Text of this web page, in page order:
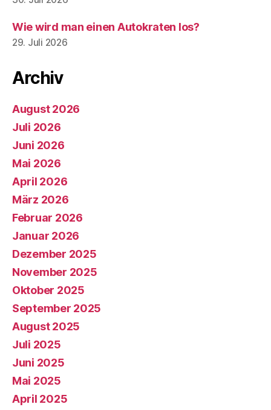
Wie wird man einen Autokraten los?
29. Juli 2026
Archiv
August 2026
Juli 2026
Juni 2026
Mai 2026
April 2026
März 2026
Februar 2026
Januar 2026
Dezember 2025
November 2025
Oktober 2025
September 2025
August 2025
Juli 2025
Juni 2025
Mai 2025
April 2025